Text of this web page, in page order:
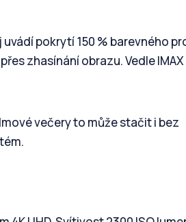
pokrytí 150 % barevného
zhasínání obrazu. Vedle IMAX
večery to může stačit i bez